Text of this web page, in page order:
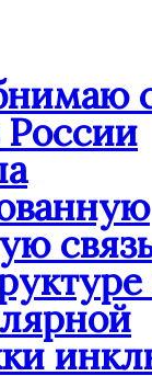
России